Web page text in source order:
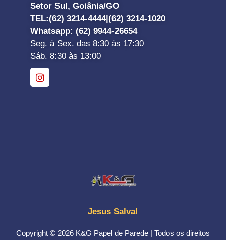
Setor Sul, Goiânia/GO
TEL:(62) 3214-4444|(62) 3214-1020
Whatsapp: (62) 9944-26654
Seg. à Sex. das 8:30 às 17:30
Sáb. 8:30 às 13:00
Jesus Salva!
Copyright © 2026 K&G Papel de Parede | Todos os direitos